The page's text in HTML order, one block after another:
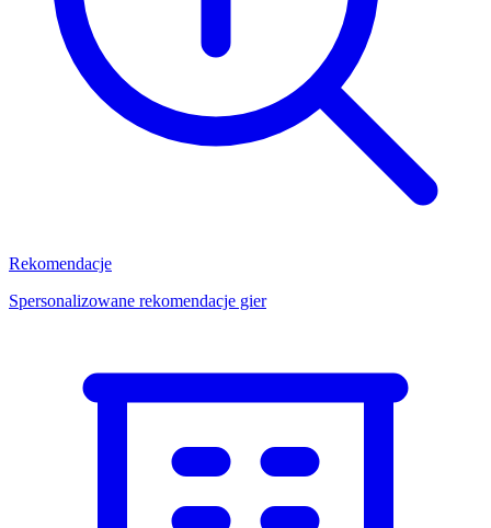
Rekomendacje
Spersonalizowane rekomendacje gier